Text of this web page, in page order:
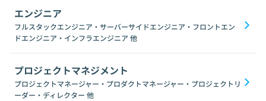
エンジニア
フルスタックエンジニア・サーバーサイドエンジニア・フロントエン
ドエンジニア・インフラエンジニア 他
プロジェクトマネジメント
プロジェクトマネージャー・プロダクトマネージャー・プロジェクトリ
ーダー・ディレクター 他